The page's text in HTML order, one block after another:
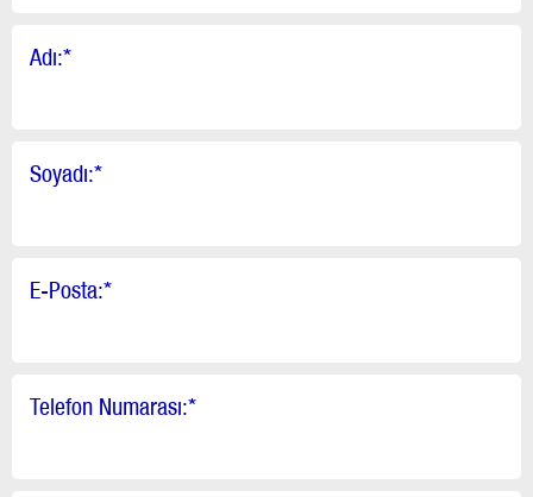
Adı:*
Soyadı:*
E-Posta:*
Telefon Numarası:*